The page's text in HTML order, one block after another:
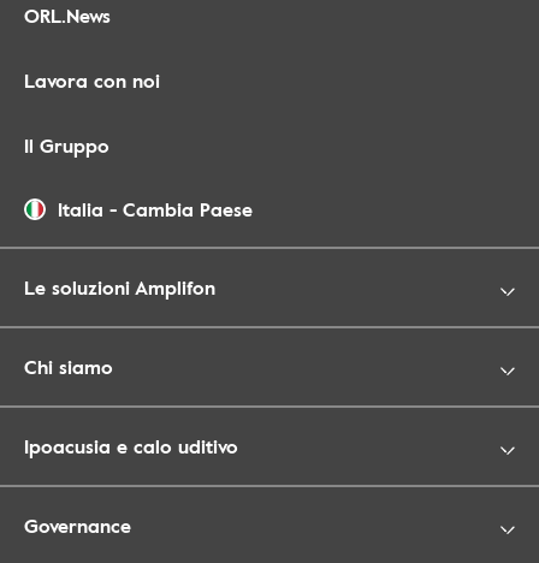
ORL.News
Lavora con noi
Il Gruppo
Italia - Cambia Paese
Le soluzioni Amplifon
Chi siamo
Ipoacusia e calo uditivo
Governance